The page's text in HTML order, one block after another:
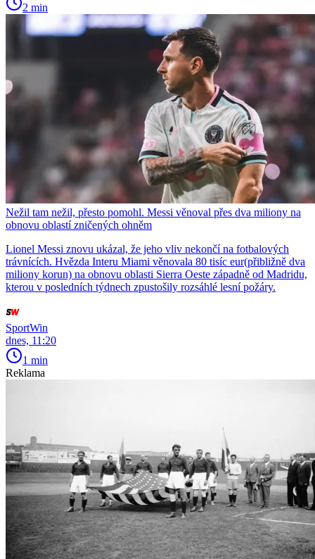
2 min
Nežil tam nežil, přesto pomohl. Messi věnoval přes dva miliony na
obnovu oblastí zničených ohněm
Lionel Messi znovu ukázal, že jeho vliv nekončí na fotbalových
trávnících. Hvězda Interu Miami věnovala 80 tisíc eur(přibližně dva
miliony korun) na obnovu oblasti Sierra Oeste západně od Madridu,
kterou v posledních týdnech zpustošily rozsáhlé lesní požáry.
SportWin
dnes, 11:20
1 min
Reklama